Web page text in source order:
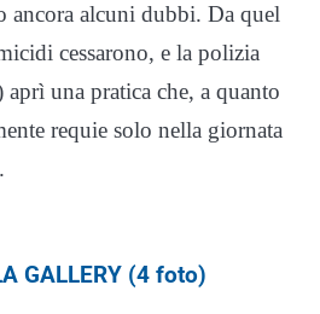
ancora alcuni dubbi. Da quel
cessarono, e la polizia
una pratica che, a quanto
requie solo nella giornata
GALLERY (4 foto)